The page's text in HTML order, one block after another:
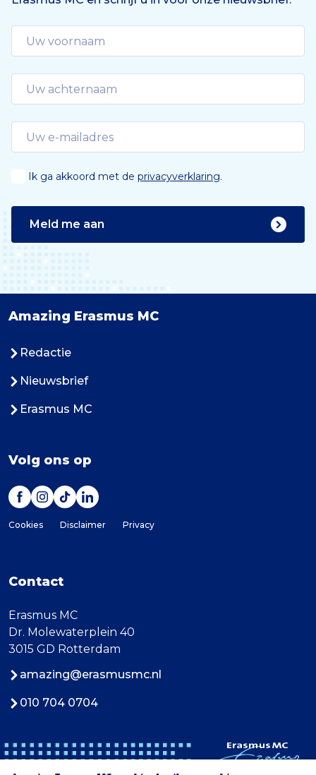
Ik ga akkoord met de privacyverklaring.
Meld me aan
Amazing Erasmus MC
Redactie
Nieuwsbrief
Erasmus MC
Volg ons op
Cookies Disclaimer Privacy
Contact
Erasmus MC
Dr. Molewaterplein 40
3015 GD Rotterdam
amazing@erasmusmc.nl
010 704 0704